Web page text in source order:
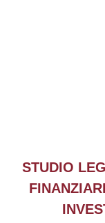
STUDIO